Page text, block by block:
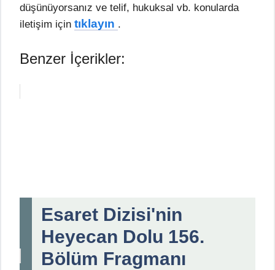
düşünüyorsanız ve telif, hukuksal vb. konularda
iletişim için tıklayın .
Benzer İçerikler:
Esaret Dizisi'nin
Heyecan Dolu 156.
Bölüm Fragmanı